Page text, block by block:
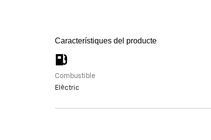
Característiques del producte
Combustible
Elèctric